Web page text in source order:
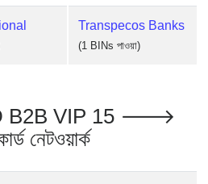
Transpecos Banks
(1 BINs পাওয়া)
B2B VIP 15 🡒
নেটওয়ার্ক